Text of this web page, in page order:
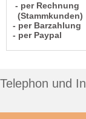
- per Rechnung
(Stammkunden)
- per Barzahlung
- per Paypal
Telephon und